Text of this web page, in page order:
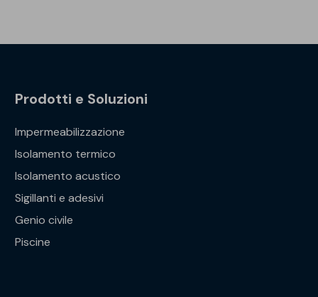
Prodotti e Soluzioni
Impermeabilizzazione
Isolamento termico
Isolamento acustico
Sigillanti e adesivi
Genio civile
Piscine